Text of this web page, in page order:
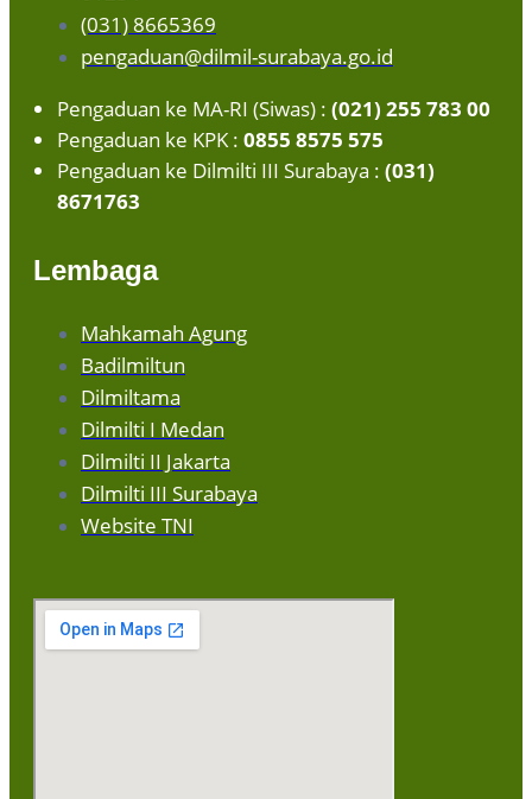
(031) 8665369
pengaduan@dilmil-surabaya.go.id
Pengaduan ke MA-RI (Siwas) : (021) 255 783 00
Pengaduan ke KPK : 0855 8575 575
Pengaduan ke Dilmilti III Surabaya : (031)
8671763
Lembaga
Mahkamah Agung
Badilmiltun
Dilmiltama
Dilmilti I Medan
Dilmilti II Jakarta
Dilmilti III Surabaya
Website TNI